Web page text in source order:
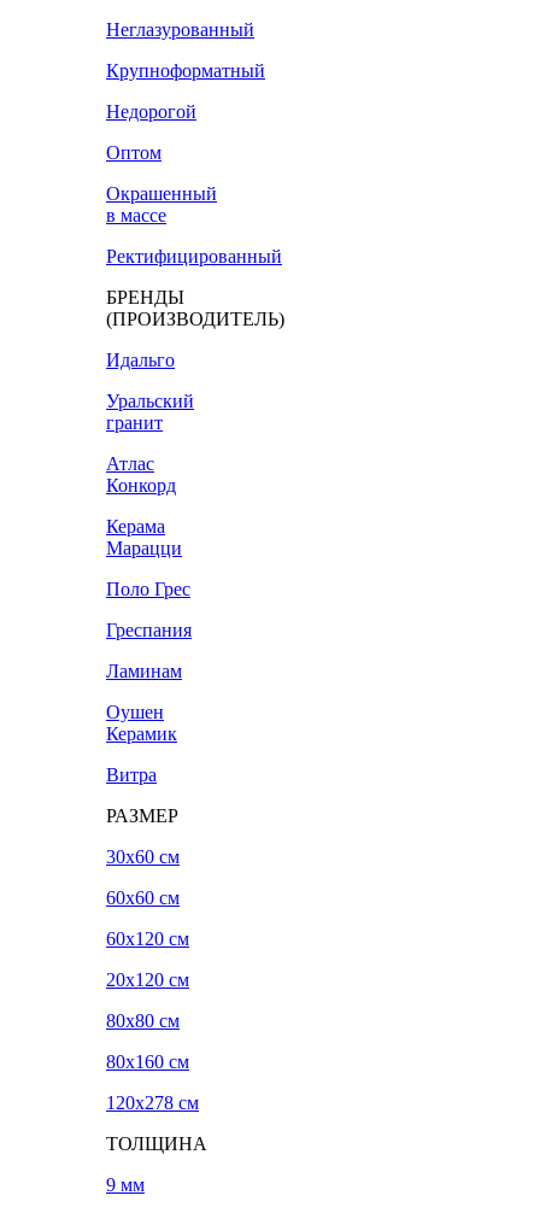
Неглазурованный
Крупноформатный
Недорогой
Оптом
Окрашенный
в массе
Ректифицированный
БРЕНДЫ
(ПРОИЗВОДИТЕЛЬ)
Идальго
Уральский
гранит
Атлас
Конкорд
Керама
Марацци
Поло Грес
Греспания
Ламинам
Оушен
Керамик
Витра
РАЗМЕР
30x60 см
60x60 см
60x120 см
20х120 см
80x80 см
80x160 см
120х278 см
ТОЛЩИНА
9 мм